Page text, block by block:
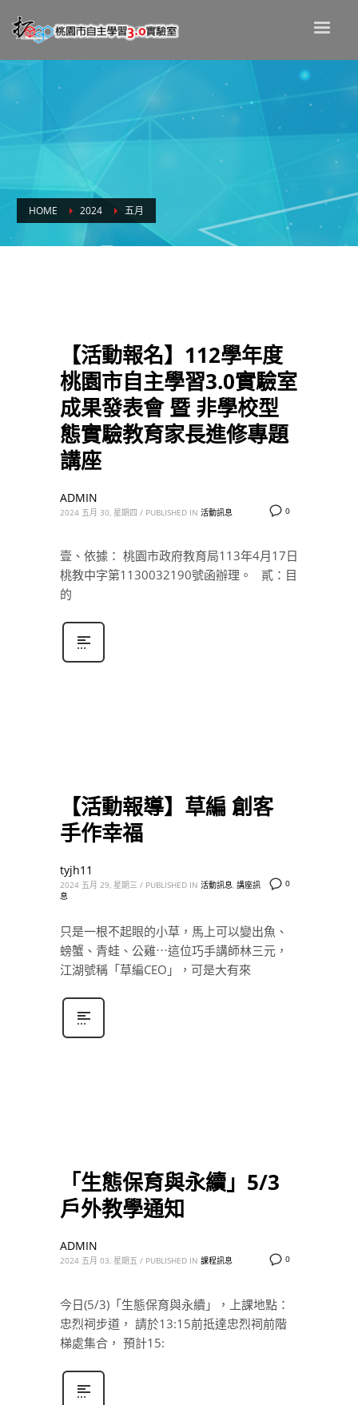
HOME 2024 五月
Month: 五月 2024
【活動報名】112學年度
桃園市自主學習3.0實驗室
成果發表會 暨 非學校型
態實驗教育家長進修專題
講座
0
ADMIN
2024 五月 30, 星期四 / PUBLISHED IN 活動訊息
壹、依據： 桃園市政府教育局113年4月17日
桃教中字第1130032190號函辦理。 貳：目
的
【活動報導】草編 創客
手作幸福
0
tyjh11
2024 五月 29, 星期三 / PUBLISHED IN 活動訊息, 講座訊
息
只是一根不起眼的小草，馬上可以變出魚、
螃蟹、青蛙、公雞⋯這位巧手講師林三元，
江湖號稱「草編CEO」，可是大有來
「生態保育與永續」5/3
戶外教學通知
0
ADMIN
2024 五月 03, 星期五 / PUBLISHED IN 課程訊息
今日(5/3)「生態保育與永續」，上課地點：
忠烈祠步道， 請於13:15前抵達忠烈祠前階
梯處集合， 預計15: